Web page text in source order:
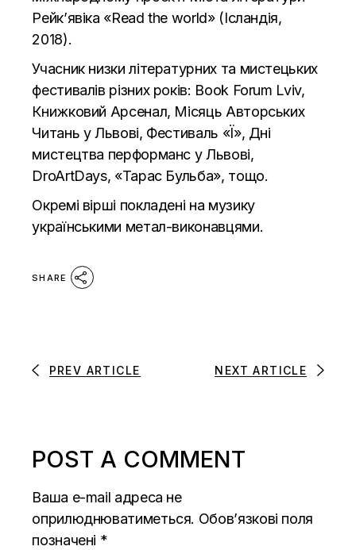
Рейк’явіка «Read the world» (Ісландія,
2018).
Учасник низки літературних та мистецьких
фестивалів різних років: Book Forum Lviv,
Книжковий Арсенал, Місяць Авторських
Читань у Львові, Фестиваль «Ї», Дні
мистецтва перформанс у Львові,
DroArtDays, «Тарас Бульба», тощо.
Окремі вірші покладені на музику
українськими метал-виконавцями.
SHARE
PREV ARTICLE NEXT ARTICLE
POST A COMMENT
Ваша e-mail адреса не
оприлюднюватиметься. Обов’язкові поля
позначені *